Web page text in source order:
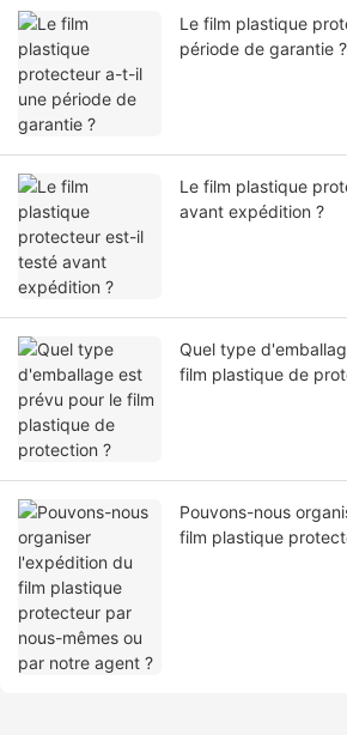
Le film plastique
période de garantie ?
Le film plastique
avant expédition ?
Quel type
film plastique de
Pouvons-nous
film plastique